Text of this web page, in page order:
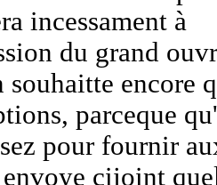
incessament à
du grand
souhaitte encore
parceque
pour fournir
envoye cijoint